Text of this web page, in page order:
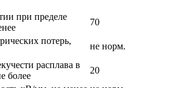
при пределе
70
потерь,
не норм.
расплава в
более
20